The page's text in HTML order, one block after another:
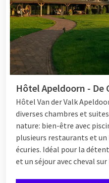
Hôtel Apeldoorn - De
Hôtel Van der Valk
diverses chambres et
nature: bien-être avec
plusieurs restaurants et
écuries. Idéal pour la
et un séjour avec cheval sur